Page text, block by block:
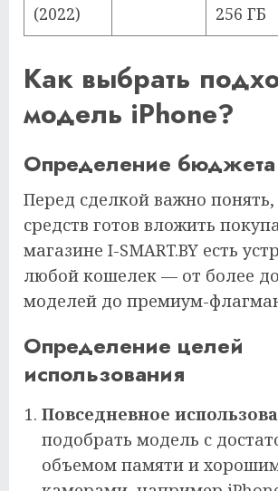
(2022)
256 ГБ
Как выбрать
модель iPhone?
Определение бюджета
Перед сделкой важно понять,
средств готов вложить
магазине I-SMART.BY есть
любой кошелек — от более
моделей до премиум-
Определение целей
использования
Повседневное
подобрать модель с
объемом памяти и